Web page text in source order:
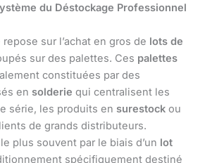
du Déstockage Professionnel
sur l’achat en gros de lots de
sur des palettes. Ces palettes
constituées par des
en solderie qui centralisent les
série, les produits en surestock ou
de grands distributeurs.
plus souvent par le biais d’un lot
spécifiquement destiné